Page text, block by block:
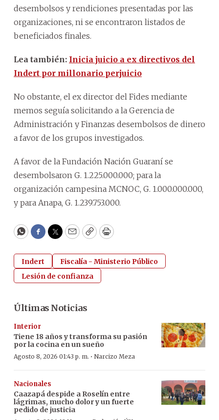
desembolsos y rendiciones presentadas por las
organizaciones, ni se encontraron listados de
beneficiados finales.
Lea también: Inicia juicio a ex directivos del
Indert por millonario perjuicio
No obstante, el ex director del Fides mediante
memos seguía solicitando a la Gerencia de
Administración y Finanzas desembolsos de dinero
a favor de los grupos investigados.
A favor de la Fundación Nación Guaraní se
desembolsaron G. 1.225.000.000; para la
organización campesina MCNOC, G. 1.000.000.000,
y para Anapa, G. 1.239.753.000.
WhatsApp
Facebook
Twitter
EmailCopyPrint
Indert
Fiscalía - Ministerio Público
Lesión de confianza
Últimas Noticias
Interior
Tiene 18 años y transforma su pasión
por la cocina en un sueño
Agosto 8, 2026 01:43 p. m. · Narcizo Meza
Nacionales
Caazapá despide a Roselín entre
lágrimas, mucho dolor y un fuerte
pedido de justicia